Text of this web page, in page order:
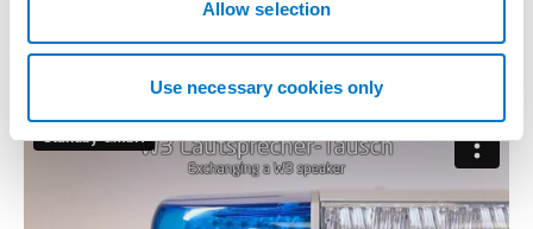
Allow selection
Use necessary cookies only
W3 Lautsprecher-Tausch